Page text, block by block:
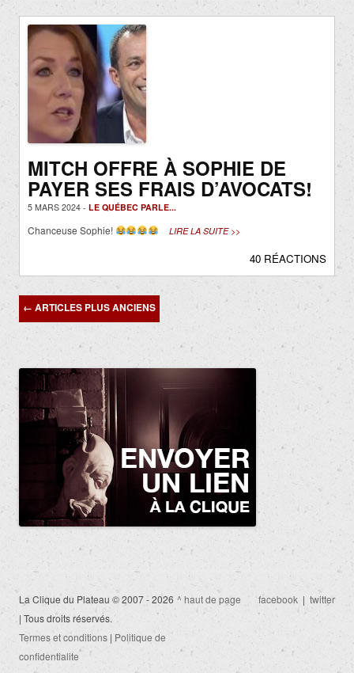
MITCH OFFRE À SOPHIE DE
PAYER SES FRAIS D’AVOCATS!
5 MARS 2024 - LE QUÉBEC PARLE...
Chanceuse Sophie! LIRE LA SUITE >>
40 RÉACTIONS
Navigation
← ARTICLES PLUS ANCIENS
La Clique du Plateau © 2007 - 2026
| Tous droits réservés.
Termes et conditions | Politique de
confidentialite
^ haut de page facebook | twitter